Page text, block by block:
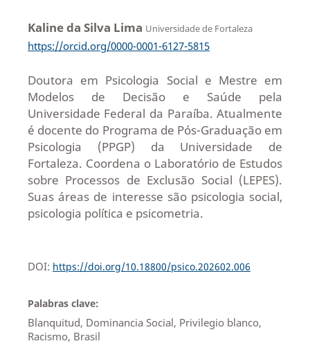
Kaline da Silva Lima Universidade de Fortaleza
https://orcid.org/0000-0001-6127-5815
Doutora em Psicologia Social e Mestre em
Modelos de Decisão e Saúde pela
Universidade Federal da Paraíba. Atualmente
é docente do Programa de Pós-Graduação em
Psicologia (PPGP) da Universidade de
Fortaleza. Coordena o Laboratório de Estudos
sobre Processos de Exclusão Social (LEPES).
Suas áreas de interesse são psicologia social,
psicologia política e psicometria.
DOI: https://doi.org/10.18800/psico.202602.006
Palabras clave:
Blanquitud, Dominancia Social, Privilegio blanco,
Racismo, Brasil